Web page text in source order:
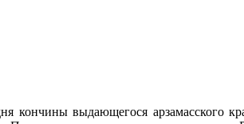
кончины выдающегося арзамасского